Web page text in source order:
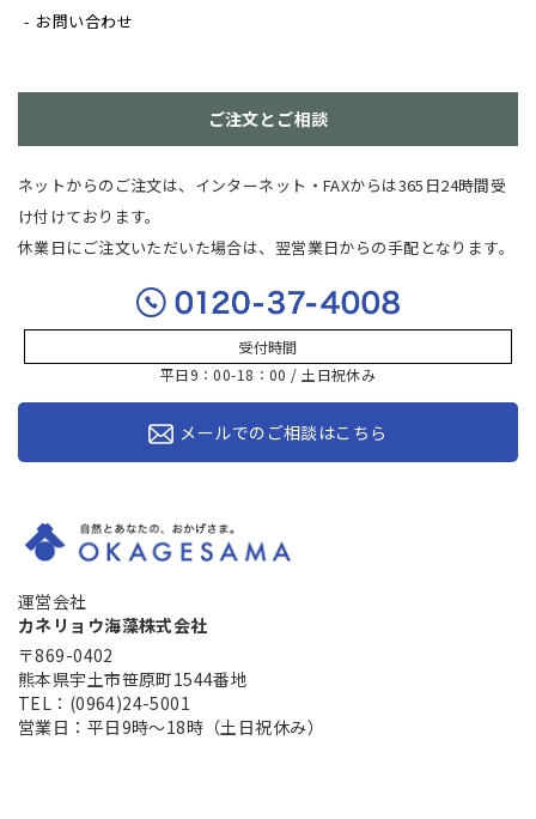
お問い合わせ
ご注文とご相談
ネットからのご注文は、インターネット・FAXからは365日24時間受
け付けております。
休業日にご注文いただいた場合は、翌営業日からの手配となります。
受付時間
平日9：00-18：00 / 土日祝休み
メールでのご相談はこちら
運営会社
カネリョウ海藻株式会社
〒869-0402
熊本県宇土市笹原町1544番地
TEL：(0964)24-5001
営業日：平日9時～18時（土日祝休み）